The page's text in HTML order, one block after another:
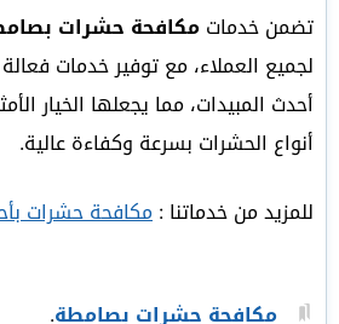
تضمن خدماتمكافحة حشرات
لجميع العملاء، مع توفير خدمات
أحدث المبيدات، مما يجعلها الخيار
أنواع الحشرات بسرعة وكفاءة عالية.
للمزيد من خدماتنا :مكافحة حشرات
مكافحة حشرات بصامطة.